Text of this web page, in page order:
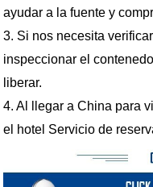
ayudar a la fuente y
3. Si nos necesita
inspeccionar el
liberar.
4. Al llegar a China para
el hotel Servicio de